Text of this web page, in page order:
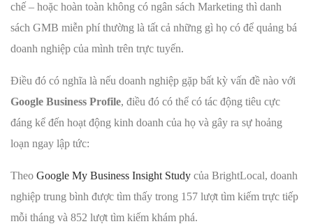
chế – hoặc hoàn toàn không có ngân sách Marketing thì danh
sách GMB miễn phí thường là tất cả những gì họ có để quảng bá
doanh nghiệp của mình trên trực tuyến.
Điều đó có nghĩa là nếu doanh nghiệp gặp bất kỳ vấn đề nào với
Google Business Profile, điều đó có thể có tác động tiêu cực
đáng kể đến hoạt động kinh doanh của họ và gây ra sự hoảng
loạn ngay lập tức:
Theo Google My Business Insight Study của BrightLocal, doanh
nghiệp trung bình được tìm thấy trong 157 lượt tìm kiếm trực tiếp
mỗi tháng và 852 lượt tìm kiếm khám phá.